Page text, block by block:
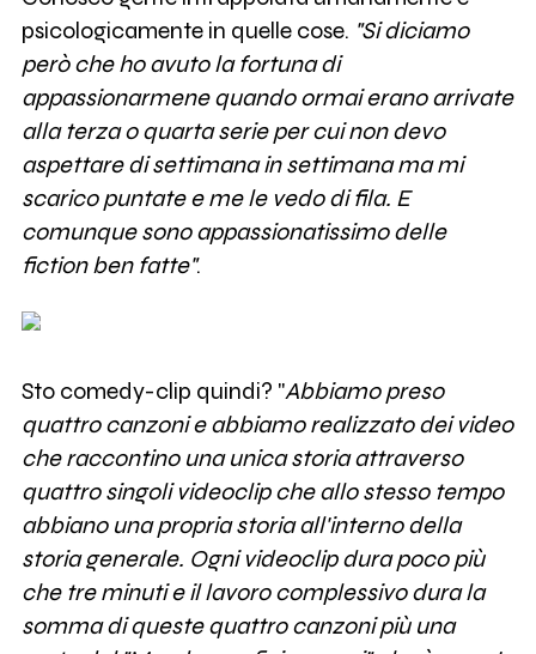
psicologicamente in quelle cose. "Si diciamo
però che ho avuto la fortuna di
appassionarmene quando ormai erano arrivate
alla terza o quarta serie per cui non devo
aspettare di settimana in settimana ma mi
scarico puntate e me le vedo di fila. E
comunque sono appassionatissimo delle
fiction ben fatte".
Sto comedy-clip quindi? "Abbiamo preso
quattro canzoni e abbiamo realizzato dei video
che raccontino una unica storia attraverso
quattro singoli videoclip che allo stesso tempo
abbiano una propria storia all'interno della
storia generale. Ogni videoclip dura poco più
che tre minuti e il lavoro complessivo dura la
somma di queste quattro canzoni più una